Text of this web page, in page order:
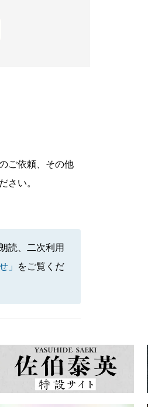
ご依頼、その他
さい。
読、二次利用
」
をご覧くだ